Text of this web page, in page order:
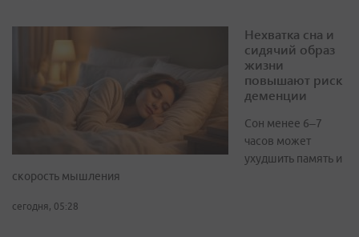
Нехватка сна и
сидячий образ
жизни
повышают риск
деменции
Сон менее 6–7
часов может
ухудшить память и
скорость мышления
сегодня, 05:28